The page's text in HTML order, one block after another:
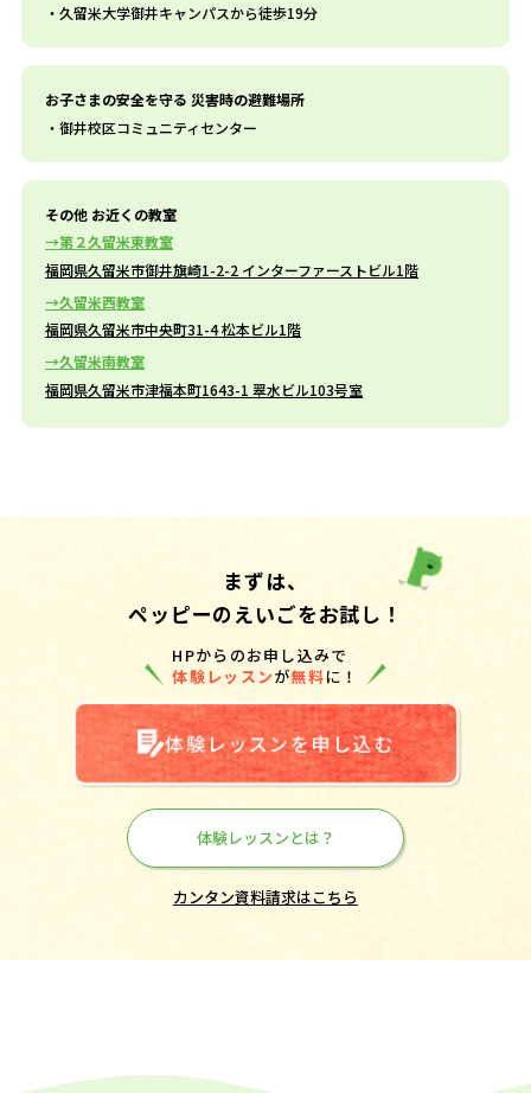
久留米大学御井キャンパスから徒歩19分
お子さまの安全を守る 災害時の避難場所
御井校区コミュニティセンター
その他 お近くの教室
第２久留米東教室
福岡県久留米市御井旗崎1-2-2 インターファーストビル1階
久留米西教室
福岡県久留米市中央町31-4 松本ビル1階
久留米南教室
福岡県久留米市津福本町1643-1 翠水ビル103号室
まずは、
ペッピーのえいごをお試し！
HPからのお申し込みで
体験レッスンが無料に！
体験レッスンを申し込む
体験レッスンとは？
カンタン資料請求はこちら